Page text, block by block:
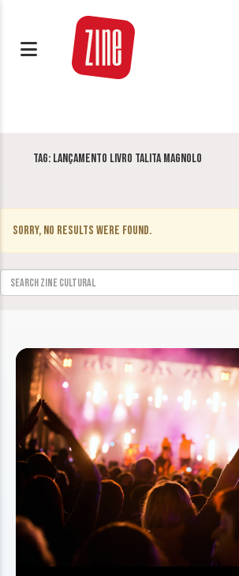
Tag: Lançamento livro Talita Magnolo
Sorry, no results were found.
Search for: